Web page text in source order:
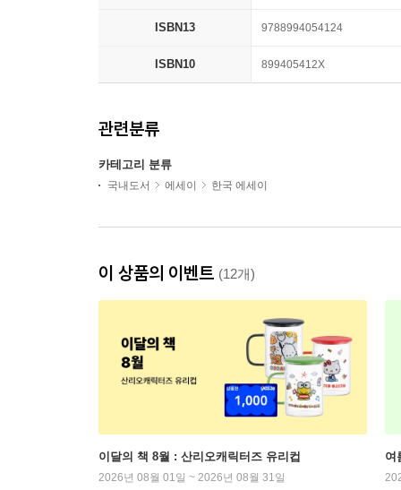
ISBN13 9788994054124
ISBN10 899405412X
관련분류
카테고리 분류
국내도서 에세이 한국 에세이
이 상품의 이벤트 (12개)
이달의 책 8월 : 산리오캐릭터즈 유리컵
2026년 08월 01일 ~ 2026년 08월 31일
여